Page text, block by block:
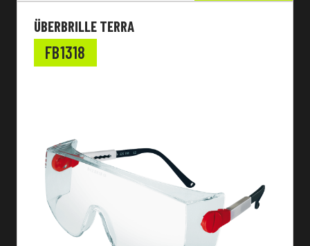
ÜBERBRILLE TERRA
FB1318